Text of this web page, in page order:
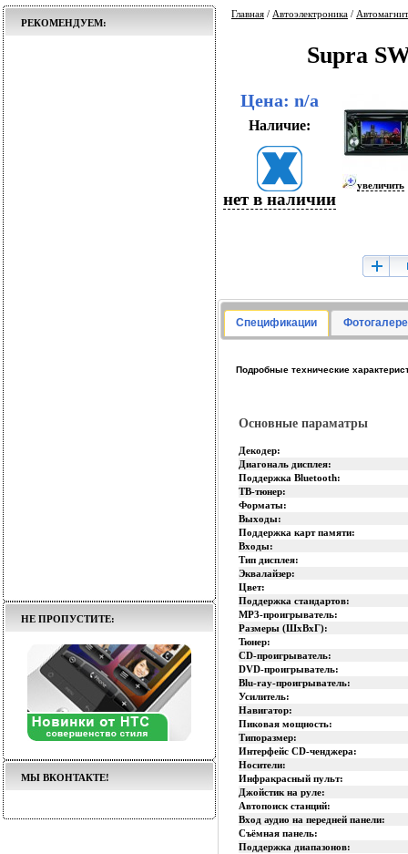
РЕКОМЕНДУЕМ:
НЕ ПРОПУСТИТЕ:
МЫ ВКОНТАКТЕ!
Главная / Автоэлектроника /
Supra
Цена: n/a
Наличие:
нет в наличии
увеличить
Спецификации
Подробные технические
Основные параматры
Декодер:
Диагональ дисплея:
Поддержка Bluetooth:
ТВ-тюнер:
Форматы:
Выходы:
Поддержка карт памяти:
Входы:
Тип дисплея:
Эквалайзер:
Цвет:
Поддержка стандартов:
MP3-проигрыватель:
Размеры (ШхВхГ):
Тюнер:
CD-проигрыватель:
DVD-проигрыватель:
Blu-ray-проигрыватель:
Усилитель:
Навигатор:
Пиковая мощность:
Типоразмер:
Интерфейс CD-ченджера:
Носители:
Инфракрасный пульт:
Джойстик на руле:
Автопоиск станций:
Вход аудио на передней панели:
Съёмная панель:
Поддержка диапазонов: